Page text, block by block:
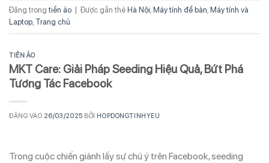
Đăng trong tiền ảo Được gắn thẻ Hà Nội, Máy tính để bàn, Máy tính và
Laptop, Trang chủ
TIỀN ẢO
MKT Care: Giải Pháp Seeding Hiệu Quả, Bứt Phá
Tương Tác Facebook
ĐĂNG VÀO 26/03/2025 BỞI HOPDONGTINHYEU
Trong cuộc chiến giành lấy sự chú ý trên Facebook, seeding